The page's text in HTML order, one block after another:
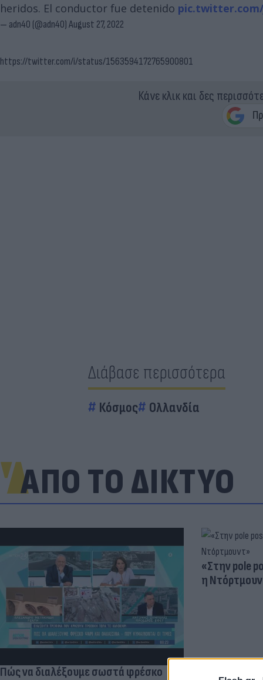
heridos. El conductor fue detenido pic.twitter.com/
— adn40 (@adn40)August 27, 2022
https://twitter.com/i/status/1563594172765900801
Κάνε κλικ και δες
Διάβασε περισσότερα
Κόσμος Ολλανδία
ΑΠΟ ΤΟ ΔΙΚΤΥΟ
Πώς να διαλέξουμε σωστά φρέσκο
«Στην pole
η